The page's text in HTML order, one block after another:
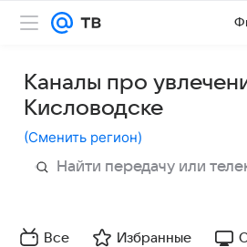
Каналы про
Кисловодске
(Сменить регион)
Все Избранные